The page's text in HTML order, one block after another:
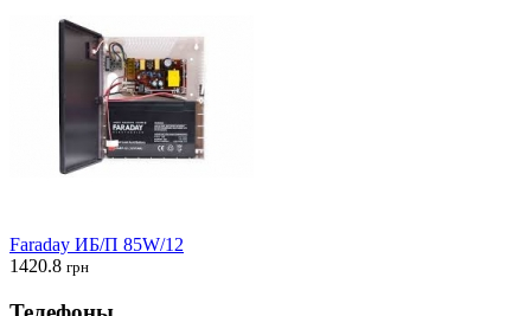
Faraday ИБ/П 85W/12
1420.8 грн